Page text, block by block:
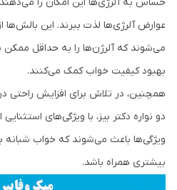
عوارض آلرژی‌ها لذت ببرند. این
می‌شوند که آلرژن‌ها را به حداقل
بهبود کیفیت خواب کمک می‌کنند.
همچنین، در تلاش برای افزایش راحتی
دو نواره دکتر بیز، با ویژگی‌های
ویژگی‌ها باعث می‌شوند که خواب شبانه
بیشتری همراه باشد.